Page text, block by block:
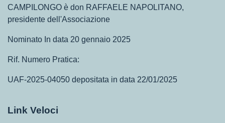
CAMPILONGO è don RAFFAELE NAPOLITANO,
presidente dell'Associazione
Nominato In data 20 gennaio 2025
Rif. Numero Pratica:
UAF-2025-04050 depositata in data 22/01/2025
Link Veloci